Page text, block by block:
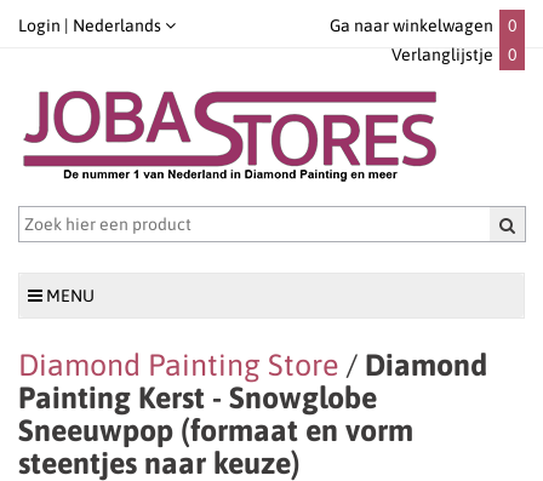
Login | Nederlands Ga naar winkelwagen
0
Verlanglijstje
0
MENU
Diamond Painting Store / Diamond
Painting Kerst - Snowglobe
Sneeuwpop (formaat en vorm
steentjes naar keuze)